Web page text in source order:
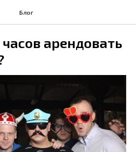
Блог
арендовать